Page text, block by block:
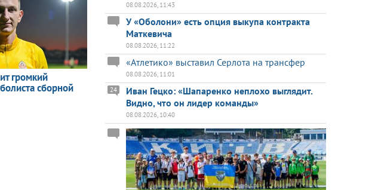
08.08.2026, 11:43
У «Оболони» есть опция выкупа контракта
Маткевича
08.08.2026, 11:22
«Атлетико» выставил Серлота на трансфер
08.08.2026, 11:01
Иван Гецко: «Шапаренко неплохо выглядит.
Видно, что он лидер команды»
24
08.08.2026, 10:40